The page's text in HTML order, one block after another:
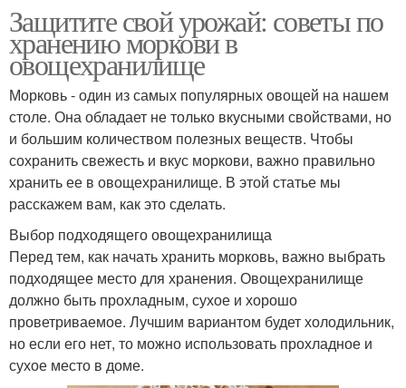
Защитите свой урожай: советы по
хранению моркови в
овощехранилище
Морковь - один из самых популярных овощей на нашем
столе. Она обладает не только вкусными свойствами, но
и большим количеством полезных веществ. Чтобы
сохранить свежесть и вкус моркови, важно правильно
хранить ее в овощехранилище. В этой статье мы
расскажем вам, как это сделать.
Выбор подходящего овощехранилища
Перед тем, как начать хранить морковь, важно выбрать
подходящее место для хранения. Овощехранилище
должно быть прохладным, сухое и хорошо
проветриваемое. Лучшим вариантом будет холодильник,
но если его нет, то можно использовать прохладное и
сухое место в доме.